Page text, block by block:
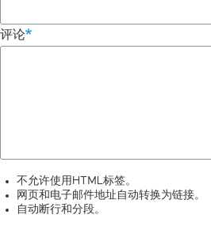
评论
不允许使用HTML标签。
网页和电子邮件地址自动转换为链接。
自动断行和分段。